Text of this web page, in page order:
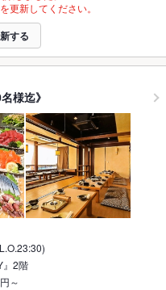
更新してください。
する
様迄》
』2階
～